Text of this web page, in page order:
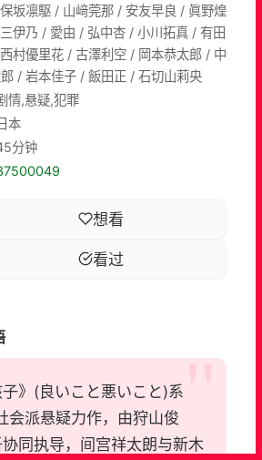
坂凛駆 / 山﨑莞那 / 安友早良 / 眞野煌
伊乃 / 愛由 / 弘中杏 / 小川拓真 / 有田
村優里花 / 古澤利空 / 岡本恭太郎 / 中
/ 岩本佳子 / 飯田正 / 石切山莉央
情,悬疑,犯罪
本
分钟
想看
看过
子》(良いこと悪いこと)系
会派悬疑力作，由狩山俊
同执导，间宫祥太朗与新木